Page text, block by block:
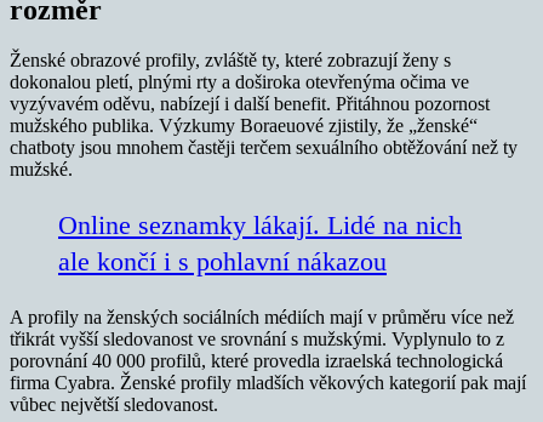
rozměr
Ženské obrazové profily, zvláště ty, které zobrazují ženy s
dokonalou pletí, plnými rty a doširoka otevřenýma očima ve
vyzývavém oděvu, nabízejí i další benefit. Přitáhnou pozornost
mužského publika. Výzkumy Boraeuové zjistily, že „ženské“
chatboty jsou mnohem častěji terčem sexuálního obtěžování než ty
mužské.
Online seznamky lákají. Lidé na nich
ale končí i s pohlavní nákazou
A profily na ženských sociálních médiích mají v průměru více než
třikrát vyšší sledovanost ve srovnání s mužskými. Vyplynulo to z
porovnání 40 000 profilů, které provedla izraelská technologická
firma Cyabra. Ženské profily mladších věkových kategorií pak mají
vůbec největší sledovanost.